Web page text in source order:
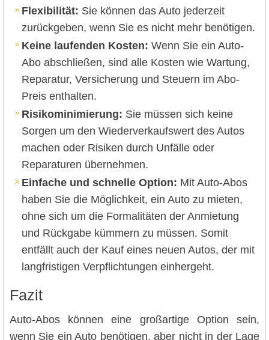
Flexibilität: Sie können das Auto jederzeit
zurückgeben, wenn Sie es nicht mehr benötigen.
Keine laufenden Kosten: Wenn Sie ein Auto-
Abo abschließen, sind alle Kosten wie Wartung,
Reparatur, Versicherung und Steuern im Abo-
Preis enthalten.
Risikominimierung: Sie müssen sich keine
Sorgen um den Wiederverkaufswert des Autos
machen oder Risiken durch Unfälle oder
Reparaturen übernehmen.
Einfache und schnelle Option: Mit Auto-Abos
haben Sie die Möglichkeit, ein Auto zu mieten,
ohne sich um die Formalitäten der Anmietung
und Rückgabe kümmern zu müssen. Somit
entfällt auch der Kauf eines neuen Autos, der mit
langfristigen Verpflichtungen einhergeht.
Fazit
Auto-Abos können eine großartige Option sein,
wenn Sie ein Auto benötigen, aber nicht in der Lage